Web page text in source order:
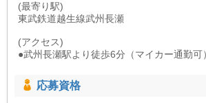
(最寄り駅)
東武鉄道越生線武州長瀬
(アクセス)
●武州長瀬駅より徒歩6分（マイカー通勤可）
応募資格